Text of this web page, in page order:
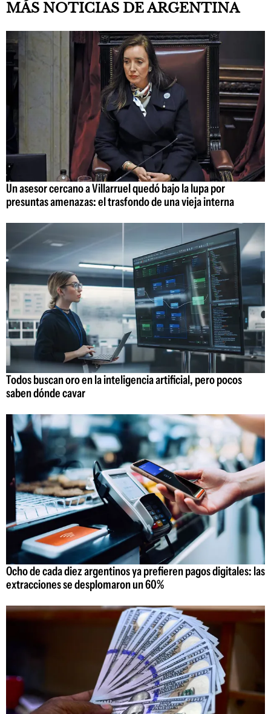
MÁS NOTICIAS DE ARGENTINA
Un asesor cercano a Villarruel quedó bajo la lupa por
presuntas amenazas: el trasfondo de una vieja interna
Todos buscan oro en la inteligencia artificial, pero pocos
saben dónde cavar
Ocho de cada diez argentinos ya prefieren pagos digitales: las
extracciones se desplomaron un 60%